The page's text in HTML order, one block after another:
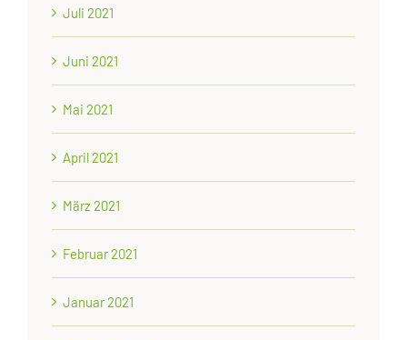
Juli 2021
Juni 2021
Mai 2021
April 2021
März 2021
Februar 2021
Januar 2021